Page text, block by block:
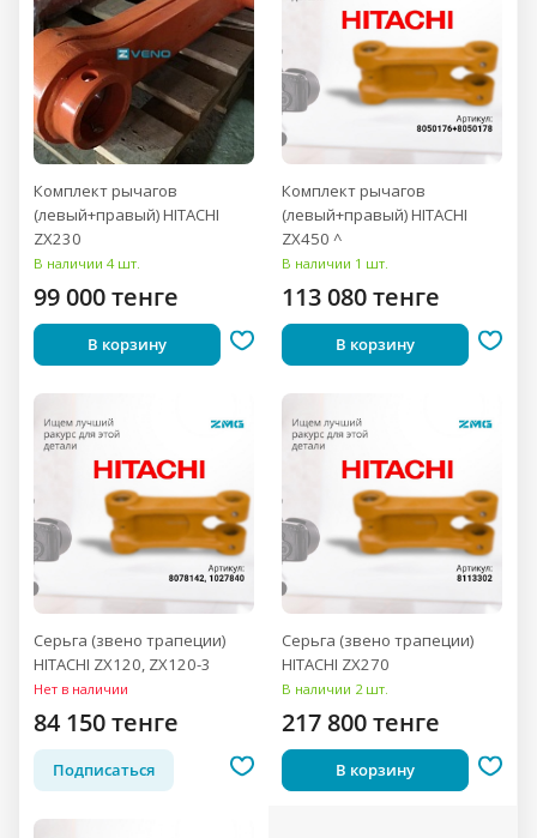
Комплект рычагов
(левый+правый) HITACHI
ZX230
В наличии 4 шт.
99 000 тенге
В корзину
Комплект рычагов
(левый+правый) HITACHI
ZX450 ^
В наличии 1 шт.
113 080 тенге
В корзину
Серьга (звено трапеции)
HITACHI ZX120, ZX120-3
Нет в наличии
84 150 тенге
Подписаться
Серьга (звено трапеции)
HITACHI ZX270
В наличии 2 шт.
217 800 тенге
В корзину